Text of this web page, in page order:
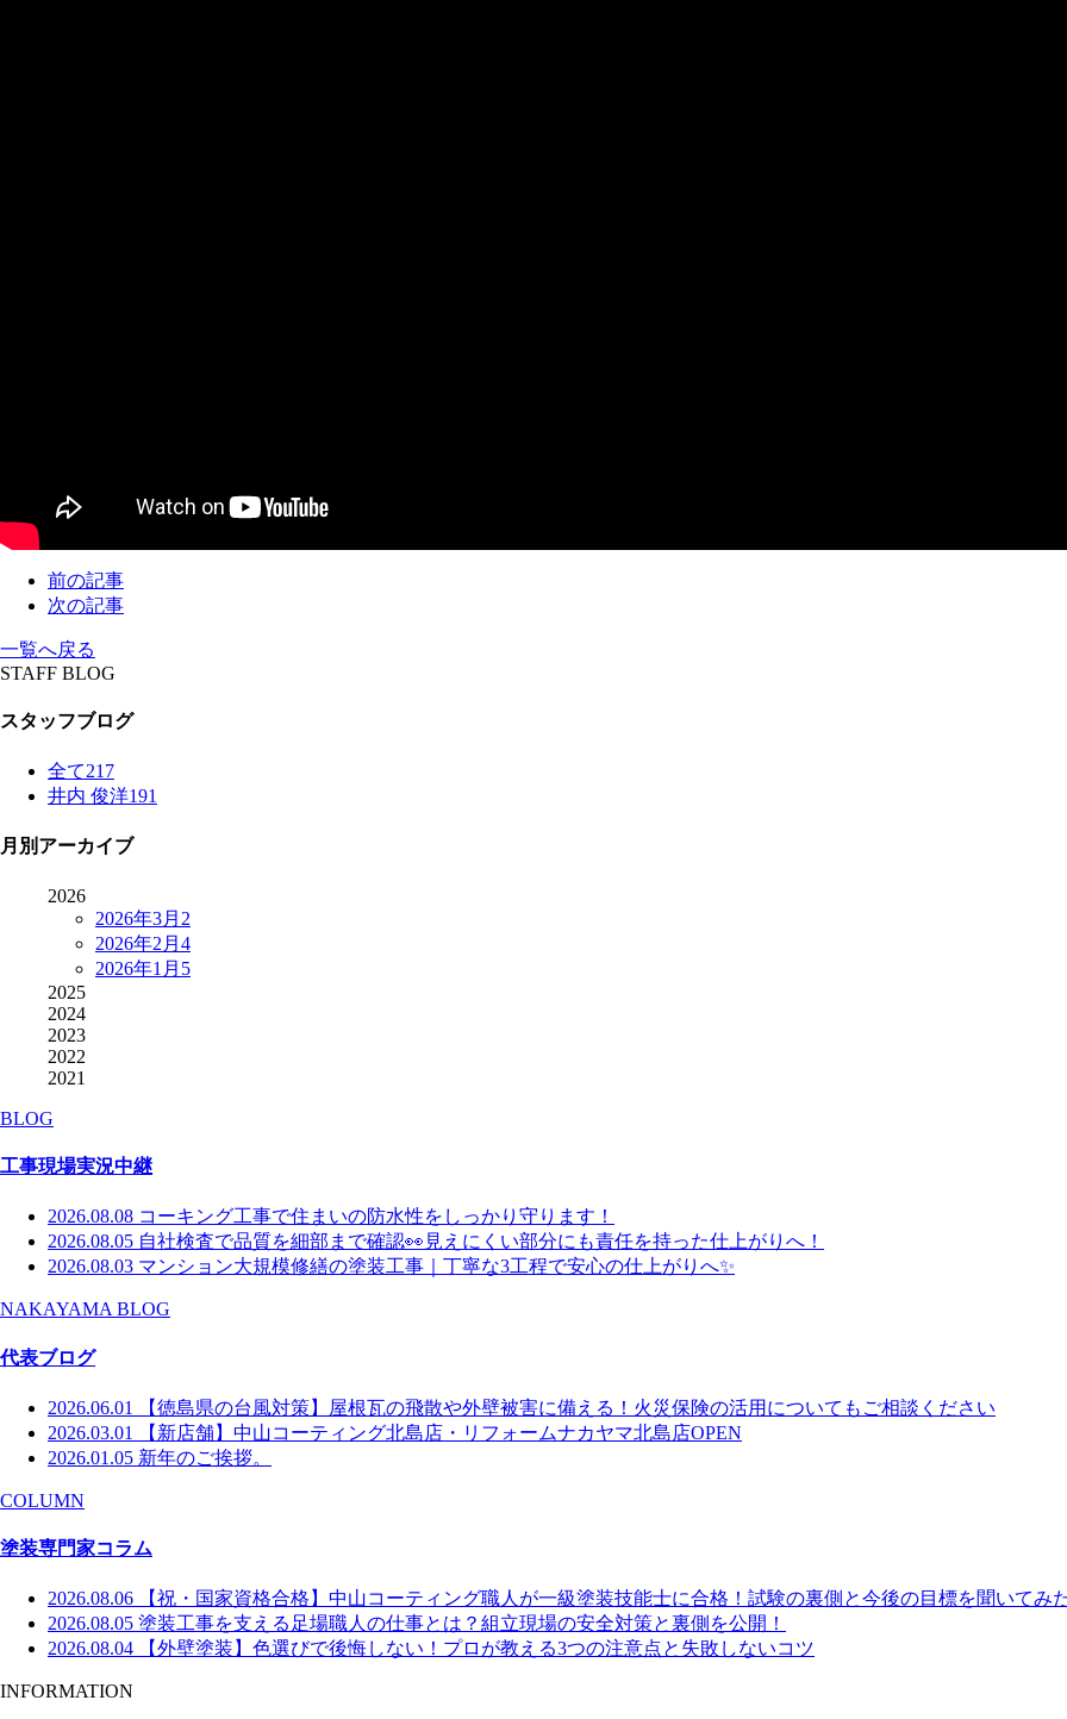
前の記事
次の記事
一覧へ戻る
STAFF BLOG
スタッフブログ
全て217
井内 俊洋191
月別アーカイブ
2026
2026年3月 2
2026年2月 4
2026年1月 5
2025
2024
2023
2022
2021
BLOG
工事現場実況中継
2026.08.08 コーキング工事で住まいの防水性をしっかり守ります！
2026.08.05 自社検査で品質を細部まで確認👀見えにくい部分にも責任を持った仕上がりへ！
2026.08.03 マンション大規模修繕の塗装工事｜丁寧な3工程で安心の仕上がりへ✨
NAKAYAMA BLOG
代表ブログ
2026.06.01
【徳島県の台風対策】屋根瓦の飛散や外壁被害に備える！火災保険の活用についてもご相談ください
2026.03.01
【新店舗】中山コーティング北島店・リフォームナカヤマ北島店OPEN
2026.01.05 新年のご挨拶。
COLUMN
塗装専門家コラム
2026.08.06
【祝・国家資格合格】中山コーティング職人が一級塗装技能士に合格！試験の裏側と今後の目標を聞いてみ
2026.08.05 塗装工事を支える足場職人の仕事とは？組立現場の安全対策と裏側を公開！
2026.08.04
【外壁塗装】色選びで後悔しない！プロが教える3つの注意点と失敗しないコツ
INFORMATION